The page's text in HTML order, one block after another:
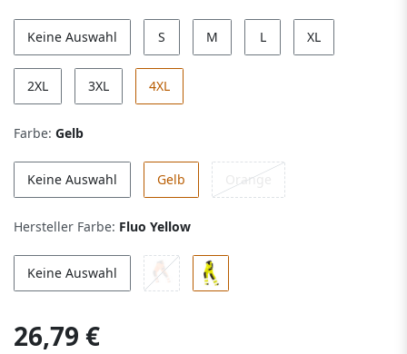
Keine Auswahl S M L XL
2XL 3XL 4XL
Farbe: Gelb
Keine Auswahl Gelb Orange
Hersteller Farbe: Fluo Yellow
Keine Auswahl
26,79 €